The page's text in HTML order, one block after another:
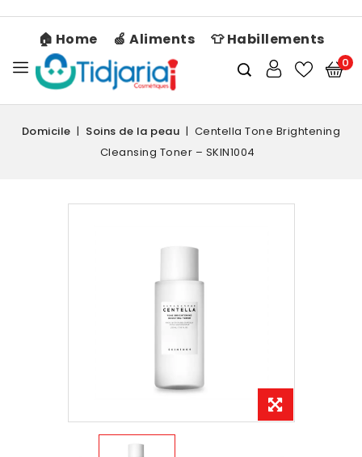
🏠 Home 🍏 Aliments 👕 Habillements
0
Domicile Soins de la peau
Centella Tone Brightening
Cleansing Toner – SKIN1004